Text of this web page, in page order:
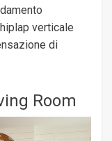
verticale
di
Room